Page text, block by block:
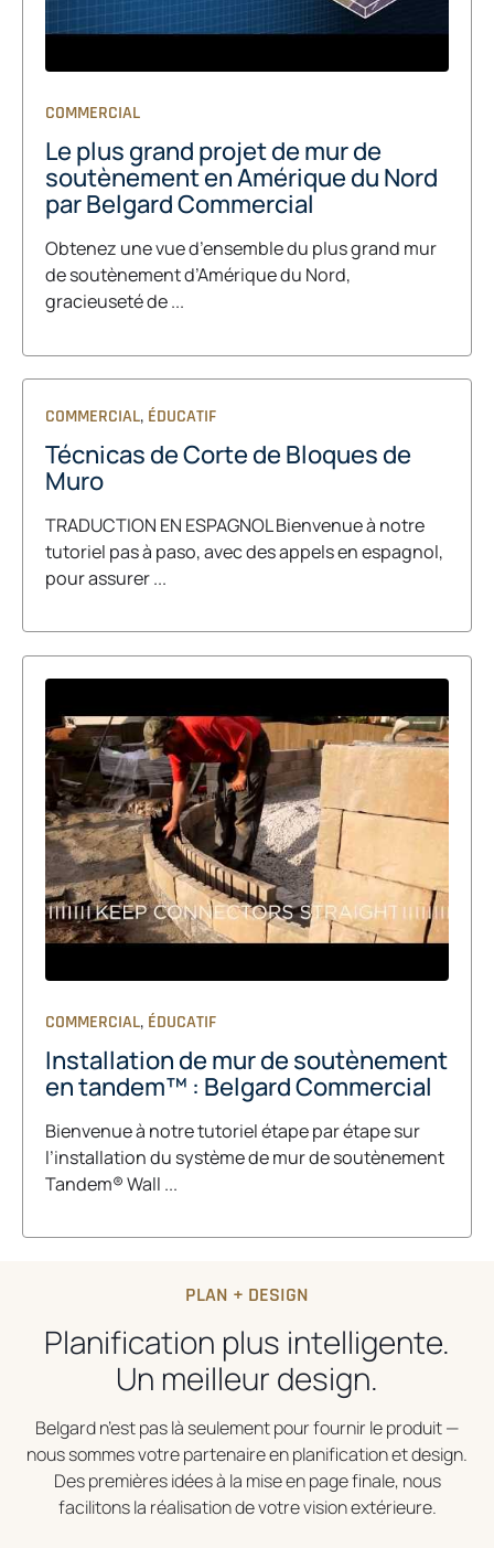
COMMERCIAL
Le plus grand projet de mur de
soutènement en Amérique du Nord
par Belgard Commercial
Obtenez une vue d’ensemble du plus grand mur
de soutènement d’Amérique du Nord,
gracieuseté de ...
COMMERCIAL, ÉDUCATIF
Técnicas de Corte de Bloques de
Muro
TRADUCTION EN ESPAGNOL Bienvenue à notre
tutoriel pas à paso, avec des appels en espagnol,
pour assurer ...
COMMERCIAL, ÉDUCATIF
Installation de mur de soutènement
en tandem™ : Belgard Commercial
Bienvenue à notre tutoriel étape par étape sur
l’installation du système de mur de soutènement
Tandem® Wall ...
PLAN + DESIGN
Planification plus intelligente.
Un meilleur design.
Belgard n’est pas là seulement pour fournir le produit —
nous sommes votre partenaire en planification et design.
Des premières idées à la mise en page finale, nous
facilitons la réalisation de votre vision extérieure.